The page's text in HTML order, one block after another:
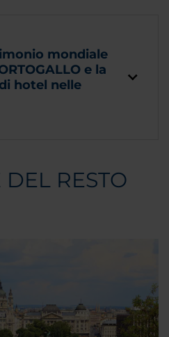
mondiale
e la
hotel nelle
RESTO